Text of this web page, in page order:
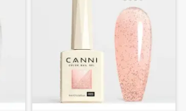
nagu izstrādājumos – aizliegta.